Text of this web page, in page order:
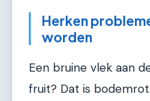
Herken
worden
Een bruine vlek aan
fruit? Dat is